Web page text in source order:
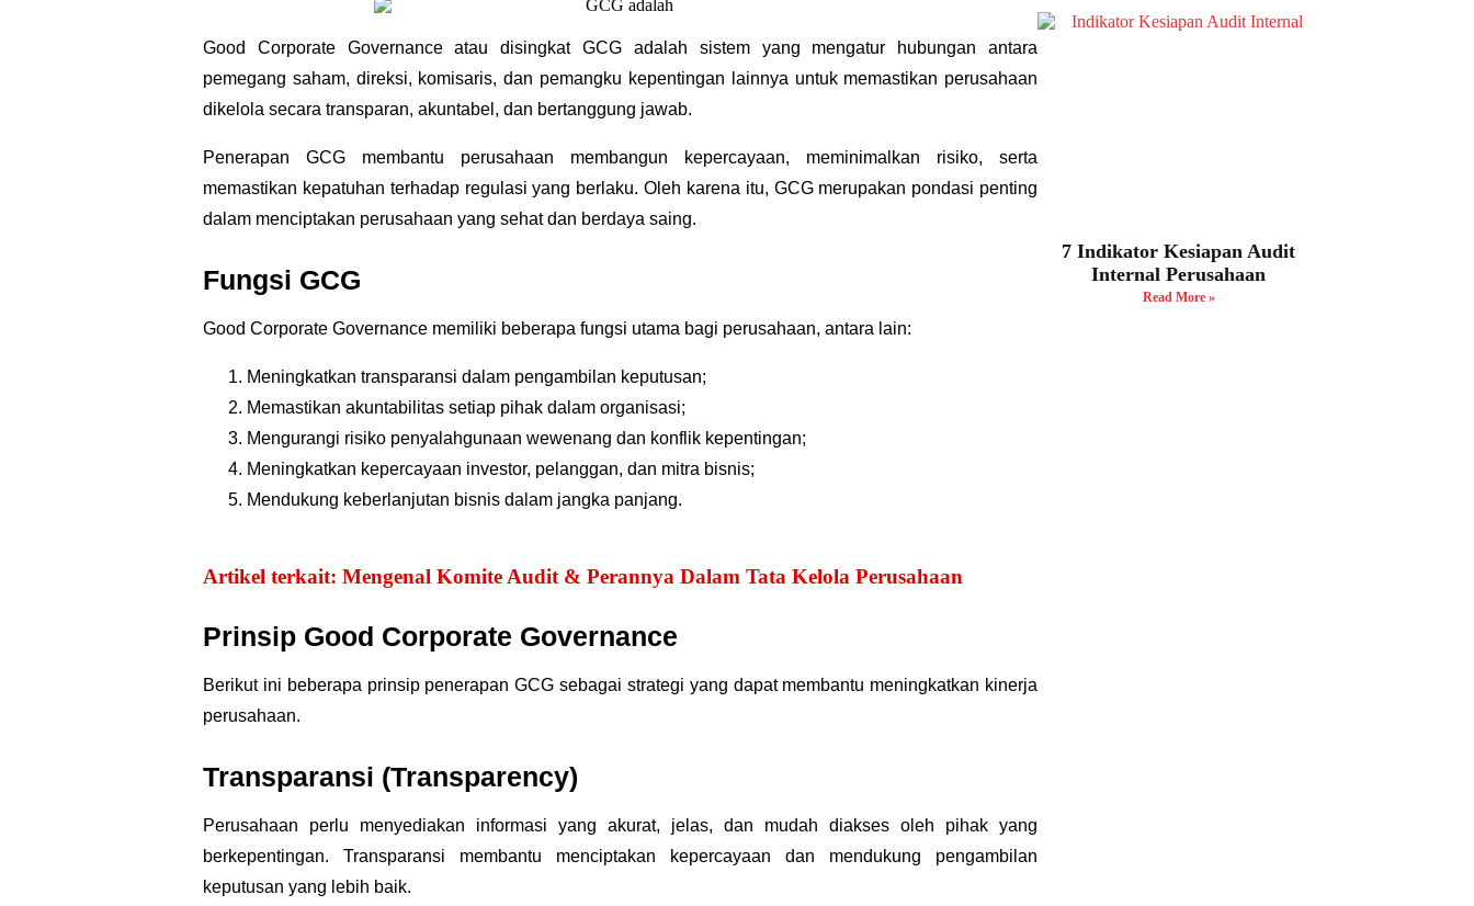
Good Corporate Governance atau disingkat GCG adalah sistem yang mengatur hubungan antara
pemegang saham, direksi, komisaris, dan pemangku kepentingan lainnya untuk memastikan perusahaan
dikelola secara transparan, akuntabel, dan bertanggung jawab.
Penerapan GCG membantu perusahaan membangun kepercayaan, meminimalkan risiko, serta
memastikan kepatuhan terhadap regulasi yang berlaku. Oleh karena itu, GCG merupakan pondasi penting
dalam menciptakan perusahaan yang sehat dan berdaya saing.
Fungsi GCG
Good Corporate Governance memiliki beberapa fungsi utama bagi perusahaan, antara lain:
Meningkatkan transparansi dalam pengambilan keputusan;
Memastikan akuntabilitas setiap pihak dalam organisasi;
Mengurangi risiko penyalahgunaan wewenang dan konflik kepentingan;
Meningkatkan kepercayaan investor, pelanggan, dan mitra bisnis;
Mendukung keberlanjutan bisnis dalam jangka panjang.
Artikel terkait: Mengenal Komite Audit & Perannya Dalam Tata Kelola Perusahaan
Prinsip Good Corporate Governance
Berikut ini beberapa prinsip penerapan GCG sebagai strategi yang dapat membantu meningkatkan kinerja
perusahaan.
Transparansi (Transparency)
Perusahaan perlu menyediakan informasi yang akurat, jelas, dan mudah diakses oleh pihak yang
berkepentingan. Transparansi membantu menciptakan kepercayaan dan mendukung pengambilan
keputusan yang lebih baik.
7 Indikator Kesiapan Audit
Internal Perusahaan
Read More »